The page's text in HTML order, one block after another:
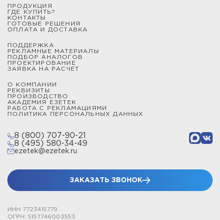
от 1 до 9 метров и закрепляются на плоских
поверхностях при помощи бетонных утяжелителей.
изготовлены из алюминиевых секций, которые
надежно скрепляются между собой, образуя защитную
конструкцию от 2,3 до 22,5 метров.
Мачты и молниеотводы телескопические типа СМТ
выполнены из стальных секций и позволяют получить
зону защиты от молнии произвольной высоты до 15,5
закрепляются при помощи подпятников и комплектов
растяжек.
Чтобы сделать расчет цены проекта, выбрать
конструкцию молниеотвода, спроектировать систему
заземления или купить устройство защиты от
сотрудникам по телефону или через онлайн-чат.
ПРОДУКЦИЯ
ГДЕ КУПИТЬ?
КОНТАКТЫ
ГОТОВЫЕ РЕШЕНИЯ
ОПЛАТА И ДОСТАВКА
ПОДДЕРЖКА
РЕКЛАМНЫЕ МАТЕРИАЛЫ
ПОДБОР АНАЛОГОВ
ПРОЕКТИРОВАНИЕ
ЗАЯВКА НА РАСЧЕТ
О КОМПАНИИ
РЕКВИЗИТЫ
ПРОИЗВОДСТВО
АКАДЕМИЯ ЕЗЕТЕК
РАБОТА С РЕКЛАМАЦИЯМИ
ПОЛИТИКА ПЕРСОНАЛЬНЫХ ДАННЫХ
8 (800) 707-90-21
8 (495) 580-34-49
ezetek@ezetek.ru
ЗАКАЗАТЬ ЗВОНОК
ИНН 7723415779
ОГРН: 5157746003553